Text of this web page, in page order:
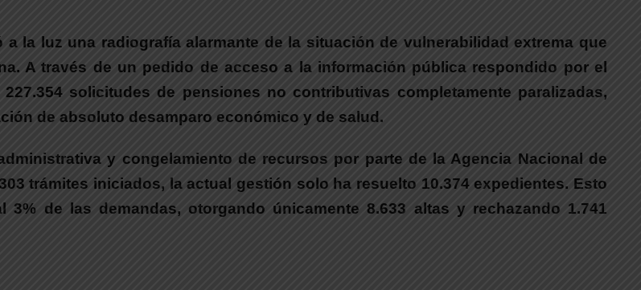
la luz una radiografía alarmante de la situación de vulnerabilidad extrema que
A través de un pedido de acceso a la información pública respondido por el
solicitudes de pensiones no contributivas completamente paralizadas,
de absoluto desamparo económico y de salud.
y congelamiento de recursos por parte de la Agencia Nacional de
trámites iniciados, la actual gestión solo ha resuelto 10.374 expedientes. Esto
de las demandas, otorgando únicamente 8.633 altas y rechazando 1.741